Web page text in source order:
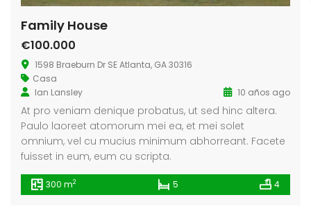
Family House
€100.000
1598 Braeburn Dr SE Atlanta, GA 30316
Casa
Ian Lansley
10 años ago
At pro veniam denique probatus, ut sed hinc altera.
Paulo laoreet atomorum mei ea, et mei solet
omnium, vel cu mucius minimum abhorreant. Facete
fuisset in eum, eum cu scripta.
300 m2 5 4